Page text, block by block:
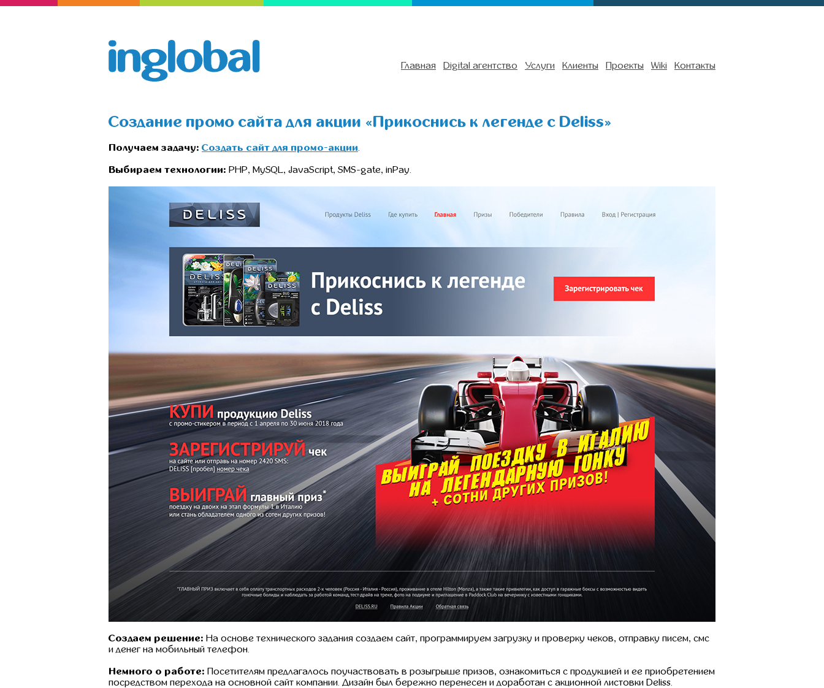
Главная Digital агентство Услуги Клиенты Проекты Wiki Контакты
Создание промо сайта для акции «Прикоснись к легенде с Deliss»
Получаем задачу: Создать сайт для промо-акции
Выбираем технологии: PHP, MySQL, JavaScript, SMS-gate, inPay.
Создаем решение: На основе технического задания создаем сайт, программируем загрузку и проверку чеков, отправку писем, смс
и денег на мобильный телефон.
Немного о работе: Посетителям предлагалось поучаствовать в розыгрыше призов, ознакомиться с продукцией и ее приобретением
посредством перехода на основной сайт компании. Дизайн был бережно перенесен и доработан с акционной листовки Deliss.